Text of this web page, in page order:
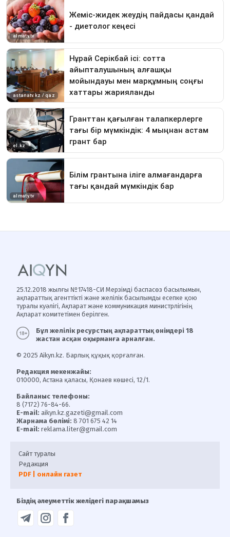
25.12.2018 жылғы №17418-СИ Мерзімді баспасөз басылымын,
ақпараттық агенттікті және желілік басылымды есепке қою
туралы куәлігі, Ақпарат және коммуникация министрлігінің
Ақпарат комитетімен берілген.
Бұл желілік ресурстың ақпараттық өнімдері 18
жастан асқан оқырманға арналған.
© 2025 Aikyn.kz. Барлық құқық қорғалған.
Редакция мекенжайы:
010000, Астана қаласы, Қонаев көшесі, 12/1.
Байланыс телефоны:
8 (7172) 76-84-66.
E-mail: aikyn.kz.gazeti@gmail.com
Жарнама бөлімі: 8 701 675 42 14
E-mail: reklama.liter@gmail.com
Сайт туралы
Редакция
PDF | онлайн газет
Біздің әлеуметтік желідегі парақшамыз